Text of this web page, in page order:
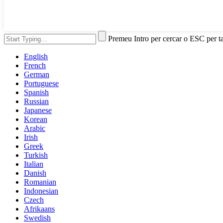
Premeu Intro per cercar o ESC per
English
French
German
Portuguese
Spanish
Russian
Japanese
Korean
Arabic
Irish
Greek
Turkish
Italian
Danish
Romanian
Indonesian
Czech
Afrikaans
Swedish